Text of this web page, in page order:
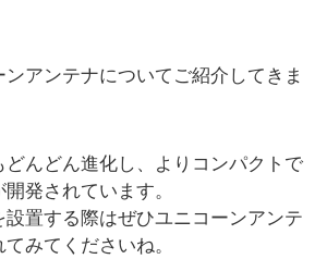
アンテナについてご紹介してきま
んどん進化し、よりコンパクトで
発されています。
置する際はぜひユニコーンアンテ
みてくださいね。